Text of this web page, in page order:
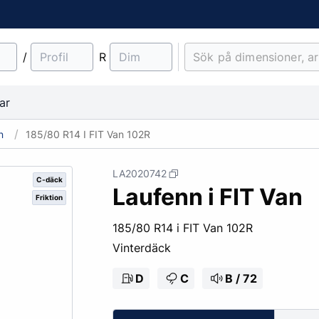
/ R
Lantbruk
Entreprenad & Maskiner
Lastbilsfälgar
O-ringar
Fälgtillbehör
Pinnbultar
Fälgskydd
Bult & Mutter
185/80 R14 I FIT Van 102R
C-däck
Friktion
LA2020742
Laufenn i FIT Van
185/80 R14 i FIT Van 102R
Vinterdäck
D C B / 72